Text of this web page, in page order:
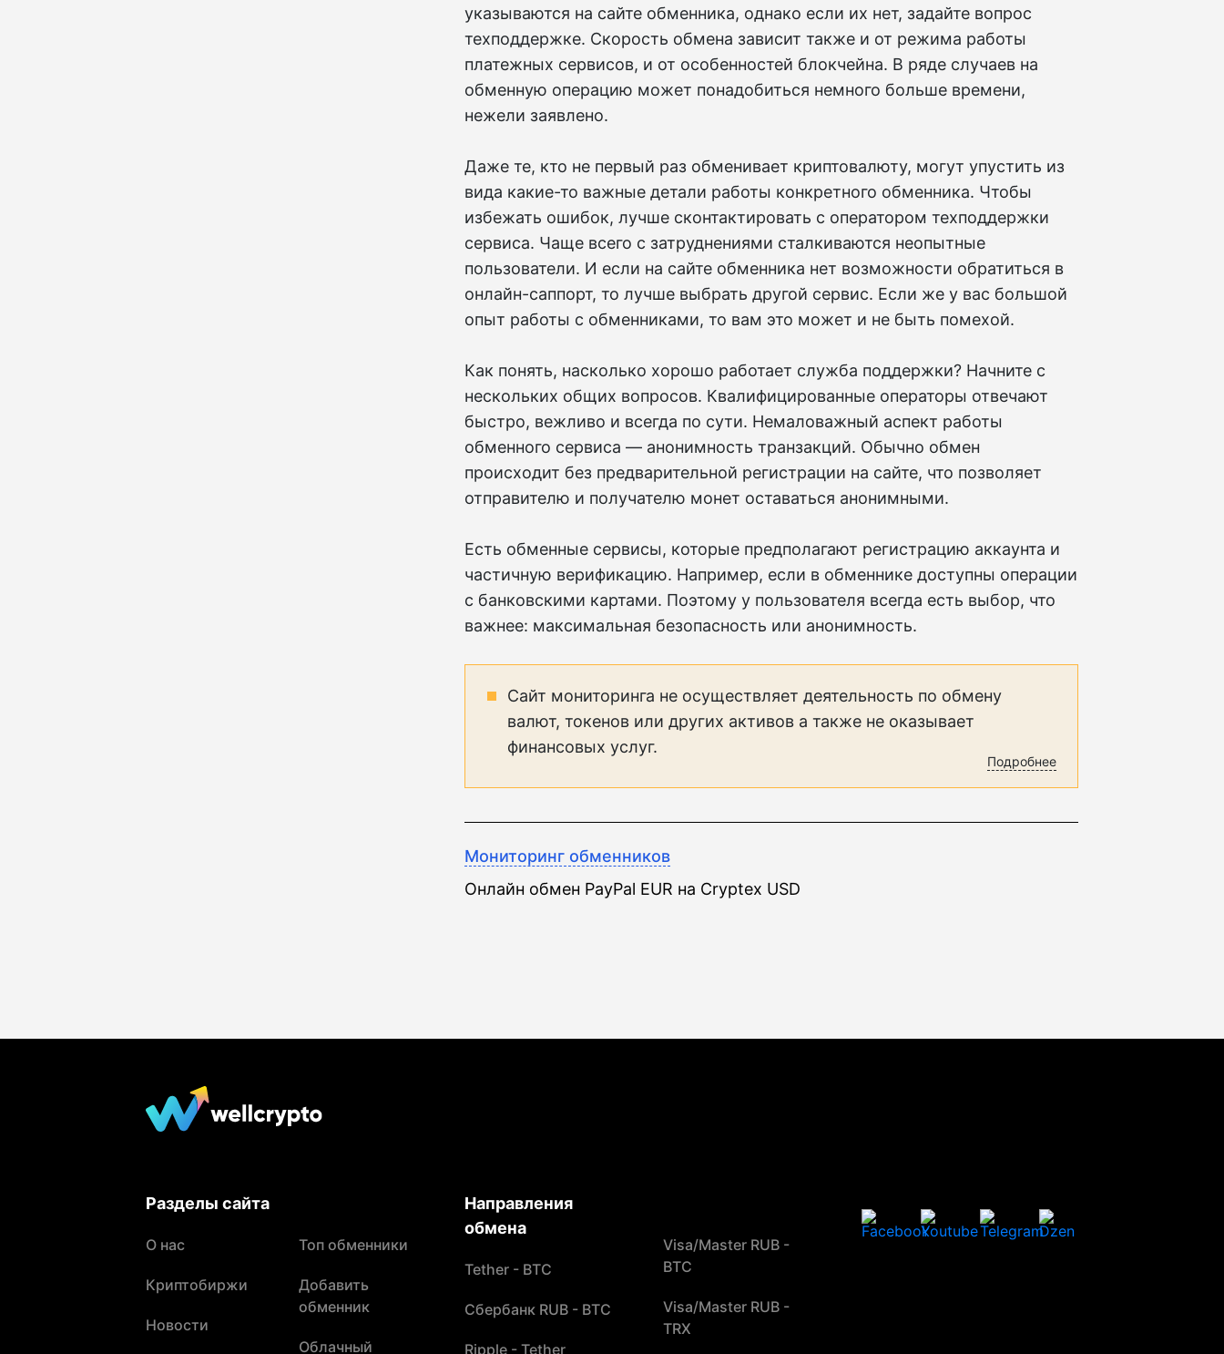
указываются на сайте обменника, однако если их нет, задайте вопрос
техподдержке. Скорость обмена зависит также и от режима работы
платежных сервисов, и от особенностей блокчейна. В ряде случаев на
обменную операцию может понадобиться немного больше времени,
нежели заявлено.
Даже те, кто не первый раз обменивает криптовалюту, могут упустить из
вида какие-то важные детали работы конкретного обменника. Чтобы
избежать ошибок, лучше сконтактировать с оператором техподдержки
сервиса. Чаще всего с затруднениями сталкиваются неопытные
пользователи. И если на сайте обменника нет возможности обратиться в
онлайн-саппорт, то лучше выбрать другой сервис. Если же у вас большой
опыт работы с обменниками, то вам это может и не быть помехой.
Как понять, насколько хорошо работает служба поддержки? Начните с
нескольких общих вопросов. Квалифицированные операторы отвечают
быстро, вежливо и всегда по сути. Немаловажный аспект работы
обменного сервиса — анонимность транзакций. Обычно обмен
происходит без предварительной регистрации на сайте, что позволяет
отправителю и получателю монет оставаться анонимными.
Есть обменные сервисы, которые предполагают регистрацию аккаунта и
частичную верификацию. Например, если в обменнике доступны операции
с банковскими картами. Поэтому у пользователя всегда есть выбор, что
важнее: максимальная безопасность или анонимность.
Сайт мониторинга не осуществляет деятельность по обмену
валют, токенов или других активов а также не оказывает
финансовых услуг.
Подробнее
Мониторинг обменников
Онлайн обмен PayPal EUR на Cryptex USD
Разделы сайта
О нас
Криптобиржи
Новости
Топ обменники
Добавить
обменник
Облачный
Направления
обмена
Tether - BTC
Сбербанк RUB - BTC
Ripple - Tether
Visa/Master RUB -
BTC
Visa/Master RUB -
TRX